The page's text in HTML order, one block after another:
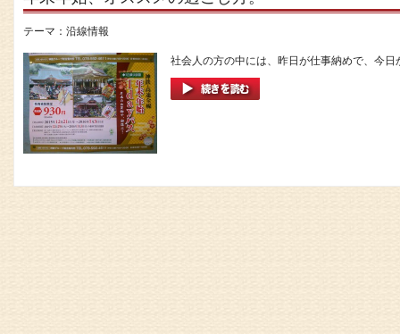
テーマ： 沿線情報
社会人の方の中には、昨日が仕事納めで、今